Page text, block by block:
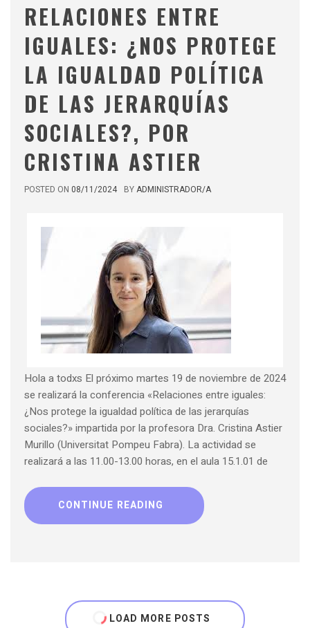
RELACIONES ENTRE
IGUALES: ¿NOS PROTEGE
LA IGUALDAD POLÍTICA
DE LAS JERARQUÍAS
SOCIALES?, POR
CRISTINA ASTIER
POSTED ON 08/11/2024 BYADMINISTRADOR/A
Hola a todxs El próximo martes 19 de noviembre de 2024
se realizará la conferencia «Relaciones entre iguales:
¿Nos protege la igualdad política de las jerarquías
sociales?» impartida por la profesora Dra. Cristina Astier
Murillo (Universitat Pompeu Fabra). La actividad se
realizará a las 11.00-13.00 horas, en el aula 15.1.01 de
CONTINUE READING
LOAD MORE POSTS